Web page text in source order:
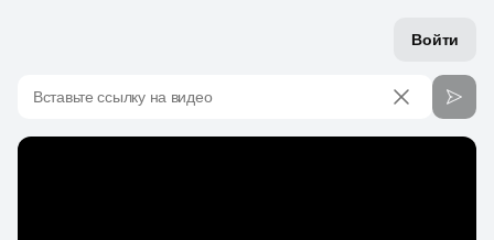
Войти
Вставьте ссылку на видео